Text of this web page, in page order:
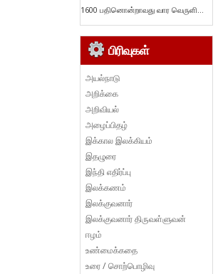
1600 பதினொன்றாவது வார வெருளி...
பிரிவுகள்
அயல்நாடு
அறிக்கை
அறிவியல்
அழைப்பிதழ்
இக்கால இலக்கியம்
இதழுரை
இந்தி எதிர்ப்பு
இலக்கணம்
இலக்குவனார்
இலக்குவனார் திருவள்ளுவன்
ஈழம்
உண்மைக்கதை
உரை / சொற்பொழிவு